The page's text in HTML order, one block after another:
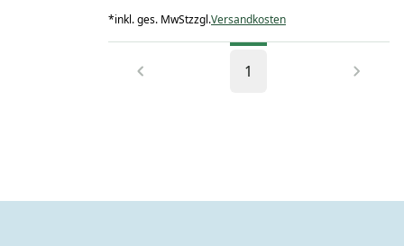
*inkl. ges. MwStzzgl.Versandkosten
1